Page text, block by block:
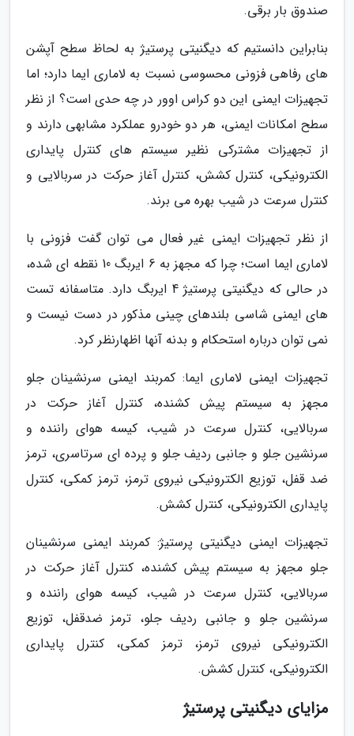
صندوق بار برقی.
بنابراین دانستیم که دیگنیتی پرستیژ به لحاظ سطح آپشن
های رفاهی فزونی محسوسی نسبت به لاماری ایما دارد؛ اما
تجهیزات ایمنی این دو کراس اوور در چه حدی است؟ از نظر
سطح امکانات ایمنی، هر دو خودرو عملکرد مشابهی دارند و
از تجهیزات مشترکی نظیر سیستم های کنترل پایداری
الکترونیکی، کنترل کشش، کنترل آغاز حرکت در سربالایی و
کنترل سرعت در شیب بهره می برند.
از نظر تجهیزات ایمنی غیر فعال می توان گفت فزونی با
لاماری ایما است؛ چرا که مجهز به 6 ایربگ 10 نقطه ای شده،
در حالی که دیگنیتی پرستیژ 4 ایربگ دارد. متاسفانه تست
های ایمنی شاسی بلندهای چینی مذکور در دست نیست و
نمی توان درباره استحکام و بدنه آنها اظهارنظر کرد.
تجهیزات ایمنی لاماری ایما: کمربند ایمنی سرنشینان جلو
مجهز به سیستم پیش کشنده، کنترل آغاز حرکت در
سربالایی، کنترل سرعت در شیب، کیسه هوای راننده و
سرنشین جلو و جانبی ردیف جلو و پرده ای سرتاسری، ترمز
ضد قفل، توزیع الکترونیکی نیروی ترمز، ترمز کمکی، کنترل
پایداری الکترونیکی، کنترل کشش.
تجهیزات ایمنی دیگنیتی پرستیژ: کمربند ایمنی سرنشینان
جلو مجهز به سیستم پیش کشنده، کنترل آغاز حرکت در
سربالایی، کنترل سرعت در شیب، کیسه هوای راننده و
سرنشین جلو و جانبی ردیف جلو، ترمز ضدقفل، توزیع
الکترونیکی نیروی ترمز، ترمز کمکی، کنترل پایداری
الکترونیکی، کنترل کشش.
مزایای دیگنیتی پرستیژ